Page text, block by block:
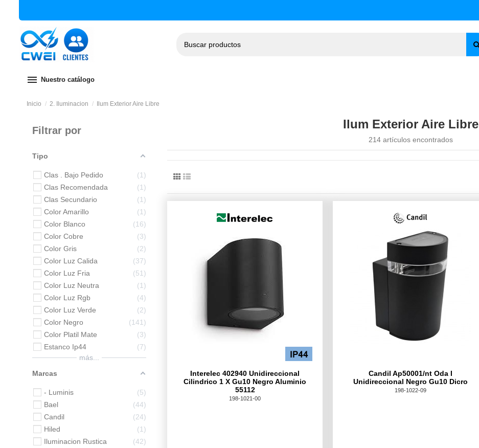
menu Nuestro catálogo
Inicio 2. Iluminacion Ilum Exterior Aire Libre
Ilum Exterior Aire Libre
214 artículos encontrados
Interelec 402940 Unidireccional
Cilindrico 1 X Gu10 Negro Aluminio
55112
198-1021-00
Candil Ap50001/nt Oda I
Unidireccional Negro Gu10 Dicro
198-1022-09
Filtrar por
Tipo
Clas . Bajo Pedido
1
Clas Recomendada
1
Clas Secundario
1
Color Amarillo
1
Color Blanco
16
Color Cobre
3
Color Gris
2
Color Luz Calida
37
Color Luz Fria
51
Color Luz Neutra
1
Color Luz Rgb
4
Color Luz Verde
2
Color Negro
141
Color Platil Mate
3
Estanco Ip44
7
más...
Marcas
- Luminis
5
Bael
44
Candil
24
Hiled
1
Iluminacion Rustica
42